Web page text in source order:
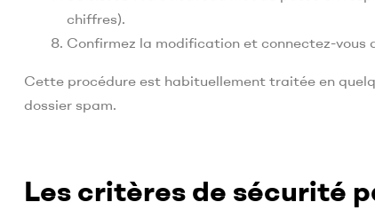
chiffres).
Confirmez la modification et connectez-vous
Cette procédure est habituellement traitée en
dossier spam.
Les critères de sécurité